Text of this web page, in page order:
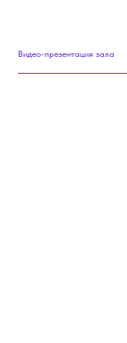
Видео-презентация зала